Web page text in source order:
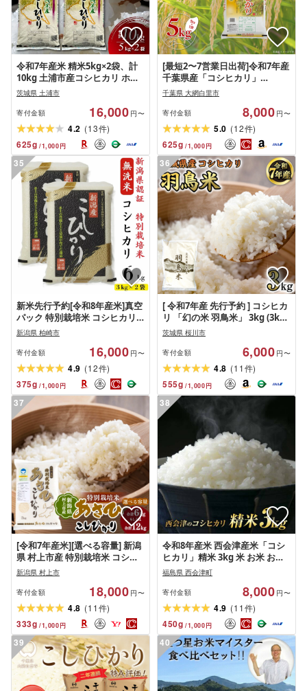
令和7年産米 精米5kg×2袋、計
10kg 土浦市産コシヒカリ ホタ
ルが舞う里のお米◇ |先行予約
新米予約 茨城県産 お米 米 白米
新米 令和7年産 2025年 国産 送
料無料 ブランド米 10kg
茨城県 土浦市
寄付金額 16,000 円〜
4.2 (13件)
625g /1,000円
[最短2〜7営業日出荷]令和7年産
千葉県産「コシヒカリ」
5kg(5kg×1袋) お米 5kg 千葉県
産 大網白里市 コシヒカリ 米 精
米 こめ 送料無料
千葉県 大網白里市
寄付金額 8,000 円〜
5.0 (12件)
625g /1,000円
35
新米先行予約[令和8年産米]真空
パック 特別栽培米 コシヒカリ
無洗米 6kg(3kg×2袋) 山波農場
お米 新潟県産[Y0061][ 新潟県 柏
崎市 ]
新潟県 柏崎市
寄付金額 16,000 円〜
4.9 (12件)
375g /1,000円
36
[ 令和7年産 先行予約 ] コシヒカ
リ 「幻の米 羽鳥米」 3kg (3kg
× 1袋) 筑波北麓秘蔵米 お米 ごは
ん 精米 コメ 白米 国産 茨城県 桜
川市 限定 期間限定 数量限定 銘
柄米 [AX010sa]
茨城県 桜川市
寄付金額 6,000 円〜
4.8 (11件)
555g /1,000円
37
[令和7年産米][選べる容量] 新潟
県 村上市産 特別栽培米 コシヒ
カリ 合計6kg(2kg×3袋) もしく
は 合計12kg (5kg×2袋・2kg) お
米 精米 白米 ご飯 ごはん A4033
新潟県 村上市
寄付金額 18,000 円〜
4.8 (11件)
333g /1,000円
38
令和8年産米 西会津産米「コシ
ヒカリ」精米 3kg 米 お米 おこ
め ご飯 ごはん 福島県 西会津町
福島県 西会津町
寄付金額 8,000 円〜
4.9 (11件)
450g /1,000円
39 40